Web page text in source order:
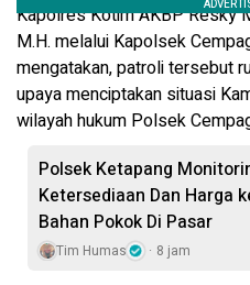
Kapolres Kotim AKBP Resky
M.H. melalui Kapolsek
mengatakan, patroli tersebut
upaya menciptakan situasi
wilayah hukum Polsek
‎Polsek Ketapang
Ketersediaan Dan Harga
Bahan Pokok Di Pasar
Tim Humas 8 jam